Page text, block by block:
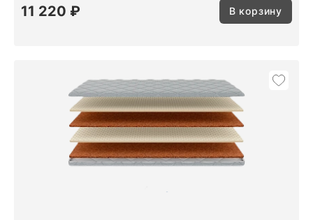
11 220 ₽ В корзину